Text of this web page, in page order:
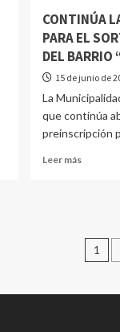
CONTINÚA
PARA EL
DEL BARRIO
15 de junio de
La
que continúa
preinscripción
Leer más
1